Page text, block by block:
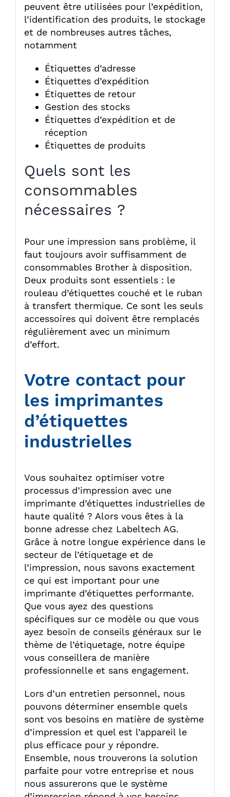
peuvent être utilisées pour l’expédition,
l’identification des produits, le stockage
et de nombreuses autres tâches,
notamment
Étiquettes d’adresse
Étiquettes d’expédition
Étiquettes de retour
Gestion des stocks
Étiquettes d’expédition et de
réception
Étiquettes de produits
Quels sont les
consommables
nécessaires ?
Pour une impression sans problème, il
faut toujours avoir suffisamment de
consommables Brother à disposition.
Deux produits sont essentiels : le
rouleau d’étiquettes couché et le ruban
à transfert thermique. Ce sont les seuls
accessoires qui doivent être remplacés
régulièrement avec un minimum
d’effort.
Votre contact pour
les imprimantes
d’étiquettes
industrielles
Vous souhaitez optimiser votre
processus d’impression avec une
imprimante d’étiquettes industrielles de
haute qualité ? Alors vous êtes à la
bonne adresse chez Labeltech AG.
Grâce à notre longue expérience dans le
secteur de l’étiquetage et de
l’impression, nous savons exactement
ce qui est important pour une
imprimante d’étiquettes performante.
Que vous ayez des questions
spécifiques sur ce modèle ou que vous
ayez besoin de conseils généraux sur le
thème de l’étiquetage, notre équipe
vous conseillera de manière
professionnelle et sans engagement.
Lors d’un entretien personnel, nous
pouvons déterminer ensemble quels
sont vos besoins en matière de système
d’impression et quel est l’appareil le
plus efficace pour y répondre.
Ensemble, nous trouverons la solution
parfaite pour votre entreprise et nous
nous assurerons que le système